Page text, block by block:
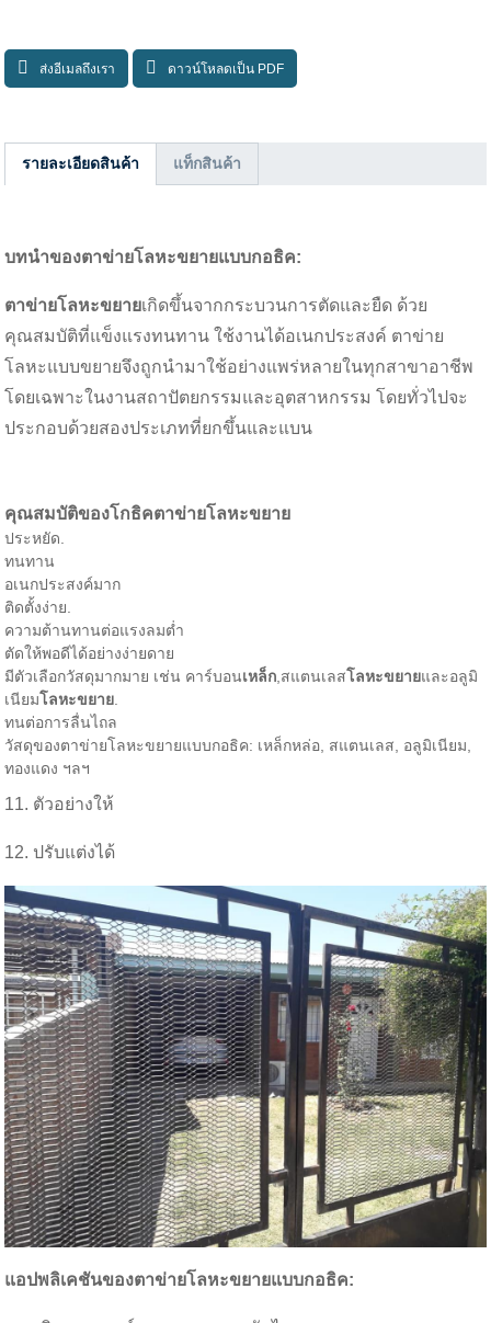
ส่งอีเมลถึงเรา ดาวน์โหลดเป็น PDF
รายละเอียดสินค้า แท็กสินค้า
บทนำของตาข่ายโลหะขยายแบบกอธิค:
ตาข่ายโลหะขยายเกิดขึ้นจากกระบวนการตัดและยืด ด้วย
คุณสมบัติที่แข็งแรงทนทาน ใช้งานได้อเนกประสงค์ ตาข่าย
โลหะแบบขยายจึงถูกนำมาใช้อย่างแพร่หลายในทุกสาขาอาชีพ
โดยเฉพาะในงานสถาปัตยกรรมและอุตสาหกรรม โดยทั่วไปจะ
ประกอบด้วยสองประเภทที่ยกขึ้นและแบน
คุณสมบัติของโกธิคตาข่ายโลหะขยาย
ประหยัด.
ทนทาน
อเนกประสงค์มาก
ติดตั้งง่าย.
ความต้านทานต่อแรงลมต่ำ
ตัดให้พอดีได้อย่างง่ายดาย
มีตัวเลือกวัสดุมากมาย เช่น คาร์บอนเหล็ก,สแตนเลสโลหะขยายและอลูมิ
เนียมโลหะขยาย.
ทนต่อการลื่นไถล
วัสดุของตาข่ายโลหะขยายแบบกอธิค: เหล็กหล่อ, สแตนเลส, อลูมิเนียม,
ทองแดง ฯลฯ
11. ตัวอย่างให้
12. ปรับแต่งได้
แอปพลิเคชันของตาข่ายโลหะขยายแบบกอธิค: